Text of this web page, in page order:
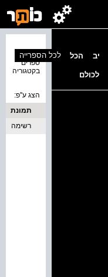
יב הכל
לכולם
ספרים
בקטגוריה
לכל הספרייה
הצג ע''פ:
תמונת
כריכה
רשימה